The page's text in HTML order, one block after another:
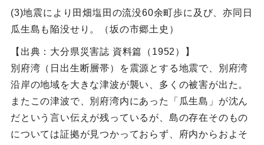
(3)地震により田畑塩田の流没60余町歩に及び、亦同日
瓜生島も陥没せり。（坂の市郷土史）
【出典：大分県災害誌 資料篇（1952）】
別府湾（日出生断層帯）を震源とする地震で、別府湾
沿岸の地域を大きな津波が襲い、多くの被害が出た。
またこの津波で、別府湾内にあった「瓜生島」が沈ん
だという言い伝えが残っているが、島の存在そのもの
については証拠が見つかっておらず、府内からおよそ